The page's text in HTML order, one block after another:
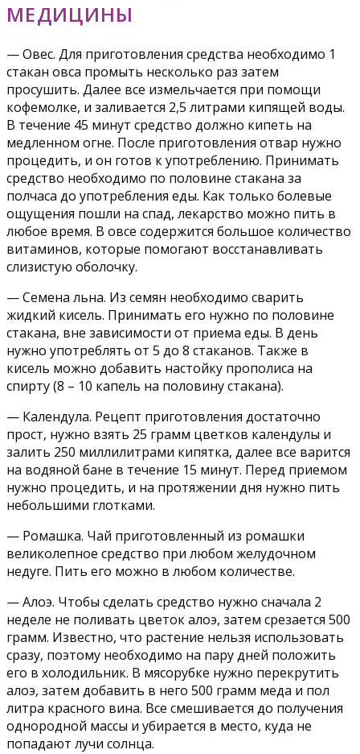
МЕДИЦИНЫ
— Овес. Для приготовления средства необходимо 1
стакан овса промыть несколько раз затем
просушить. Далее все измельчается при помощи
кофемолке, и заливается 2,5 литрами кипящей воды.
В течение 45 минут средство должно кипеть на
медленном огне. После приготовления отвар нужно
процедить, и он готов к употреблению. Принимать
средство необходимо по половине стакана за
полчаса до употребления еды. Как только болевые
ощущения пошли на спад, лекарство можно пить в
любое время. В овсе содержится большое количество
витаминов, которые помогают восстанавливать
слизистую оболочку.
— Семена льна. Из семян необходимо сварить
жидкий кисель. Принимать его нужно по половине
стакана, вне зависимости от приема еды. В день
нужно употреблять от 5 до 8 стаканов. Также в
кисель можно добавить настойку прополиса на
спирту (8 – 10 капель на половину стакана).
— Календула. Рецепт приготовления достаточно
прост, нужно взять 25 грамм цветков календулы и
залить 250 миллилитрами кипятка, далее все варится
на водяной бане в течение 15 минут. Перед приемом
нужно процедить, и на протяжении дня нужно пить
небольшими глотками.
— Ромашка. Чай приготовленный из ромашки
великолепное средство при любом желудочном
недуге. Пить его можно в любом количестве.
— Алоэ. Чтобы сделать средство нужно сначала 2
неделе не поливать цветок алоэ, затем срезается 500
грамм. Известно, что растение нельзя использовать
сразу, поэтому необходимо на пару дней положить
его в холодильник. В мясорубке нужно перекрутить
алоэ, затем добавить в него 500 грамм меда и пол
литра красного вина. Все смешивается до получения
однородной массы и убирается в место, куда не
попадают лучи солнца.